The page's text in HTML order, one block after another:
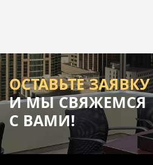
ОСТАВЬТЕ ЗАЯВКУ
И МЫ СВЯЖЕМСЯ
С ВАМИ!